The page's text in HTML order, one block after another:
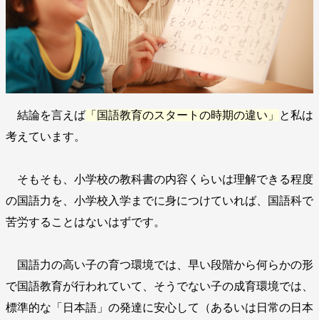
結論を言えば 「国語教育のスタートの時期の違い」
と私は
考えています。
そもそも、小学校の教科書の内容くらいは理解できる程度
の国語力を、小学校入学までに身につけていれば、国語科で
苦労することはないはずです。
国語力の高い子の育つ環境では、早い段階から何らかの形
で国語教育が行われていて、そうでない子の成育環境では、
標準的な「日本語」の発達に安心して（あるいは日常の日本